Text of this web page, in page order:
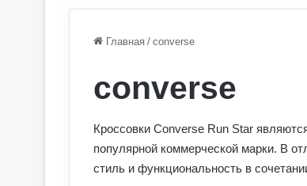
Главная / converse
converse
Кроссовки Converse Run Star
популярной коммерческой марки. В
стиль и функциональность в